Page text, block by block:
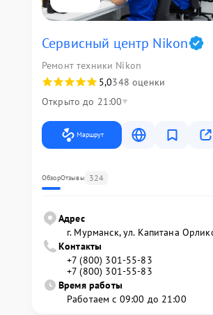
Сервисный центр Nikon
Ремонт техники Nikon
5,0348 оценки
Открыто до 21:00
Маршрут
ОбзорОтзывы 324
Адрес
г. Мурманск, ул. Капитана
Контакты
+7 (800) 301-55-83
+7 (800) 301-55-83
Время работы
Работаем с 09:00 до 21:00